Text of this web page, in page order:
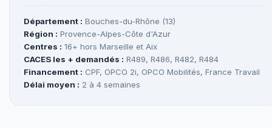
Département : Bouches-du-Rhône (13)
Région : Provence-Alpes-Côte d'Azur
Centres : 16+ hors Marseille et Aix
CACES les + demandés : R489, R486, R482, R484
Financement : CPF, OPCO 2i, OPCO Mobilités, France Travail
Délai moyen : 2 à 4 semaines